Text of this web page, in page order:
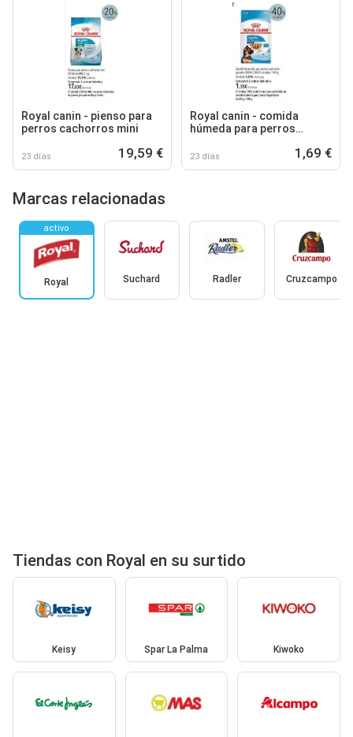
Royal canin - pienso para
perros cachorros mini
23 días 19,59 €
Royal canin - comida
húmeda para perros
23 días 1,69 €
Marcas relacionadas
activo
Royal Suchard Radler Cruzcampo
Tiendas con Royal en su surtido
Keisy Spar La Palma Kiwoko